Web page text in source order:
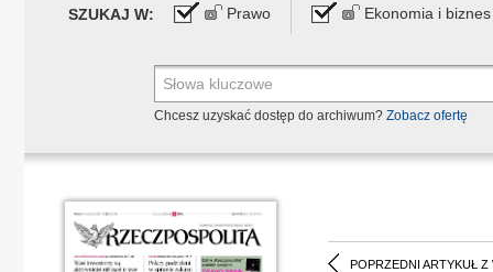
SZUKAJ W: Prawo Ekonomia i biznes
Chcesz uzyskać dostęp do archiwum? Zobacz ofertę
POPRZEDNI ARTYKUŁ Z